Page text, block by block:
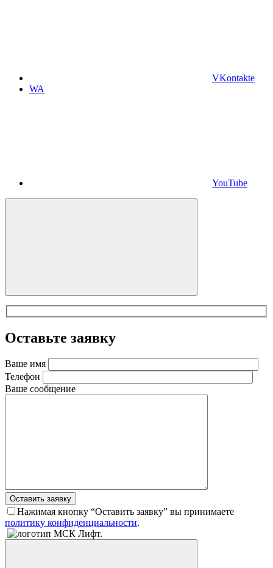
VKontakte
WA
YouTube
Оставьте заявку
Ваше имя
Телефон
Ваше сообщение
Оставить заявку
Нажимая кнопку “Оставить заявку” вы принимаете
политику конфиденциальности.